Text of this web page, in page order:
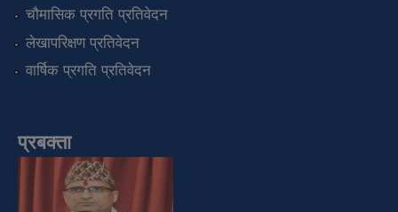
चौमासिक प्रगति प्रतिवेदन
लेखापरिक्षण प्रतिवेदन
वार्षिक प्रगति प्रतिवेदन
प्रबक्ता